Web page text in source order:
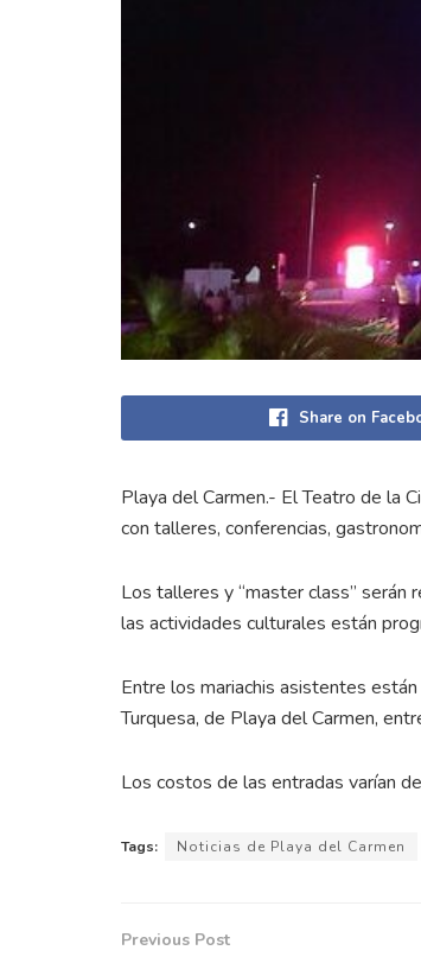
Share on
Playa del Carmen.- El Teatro de la
con talleres, conferencias,
Los talleres y “master class” serán
las actividades culturales están
Entre los mariachis asistentes
Turquesa, de Playa del Carmen,
Los costos de las entradas varían
Tags: Noticias de Playa del Carmen
Previous Post